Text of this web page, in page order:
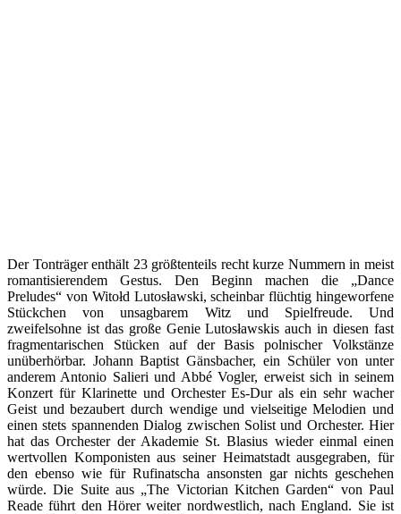
Der Tonträger enthält 23 größtenteils recht kurze Nummern in meist
romantisierendem Gestus. Den Beginn machen die „Dance
Preludes“ von Witołd Lutosławski, scheinbar flüchtig hingeworfene
Stückchen von unsagbarem Witz und Spielfreude. Und
zweifelsohne ist das große Genie Lutosławskis auch in diesen fast
fragmentarischen Stücken auf der Basis polnischer Volkstänze
unüberhörbar. Johann Baptist Gänsbacher, ein Schüler von unter
anderem Antonio Salieri und Abbé Vogler, erweist sich in seinem
Konzert für Klarinette und Orchester Es-Dur als ein sehr wacher
Geist und bezaubert durch wendige und vielseitige Melodien und
einen stets spannenden Dialog zwischen Solist und Orchester. Hier
hat das Orchester der Akademie St. Blasius wieder einmal einen
wertvollen Komponisten aus seiner Heimatstadt ausgegraben, für
den ebenso wie für Rufinatscha ansonsten gar nichts geschehen
würde. Die Suite aus „The Victorian Kitchen Garden“ von Paul
Reade führt den Hörer weiter nordwestlich, nach England. Sie ist